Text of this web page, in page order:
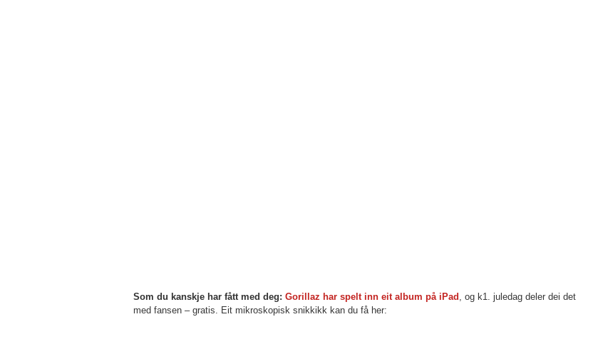
Som du kanskje har fått med deg: Gorillaz har spelt inn eit album på iPad , og k1. juledag deler dei det
med fansen – gratis. Eit mikroskopisk snikkikk kan du få her: